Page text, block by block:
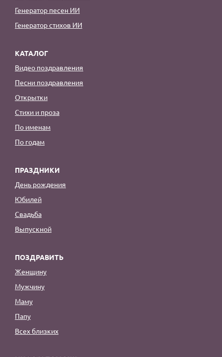
Генератор песен ИИ
Генератор стихов ИИ
КАТАЛОГ
Видео поздравления
Песни поздравления
Открытки
Стихи и проза
По именам
По годам
ПРАЗДНИКИ
День рождения
Юбилей
Свадьба
Выпускной
ПОЗДРАВИТЬ
Женщину
Мужчину
Маму
Папу
Всех близких